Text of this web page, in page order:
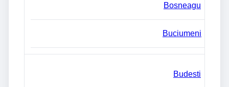
Bosneagu
Buciumeni
Budesti